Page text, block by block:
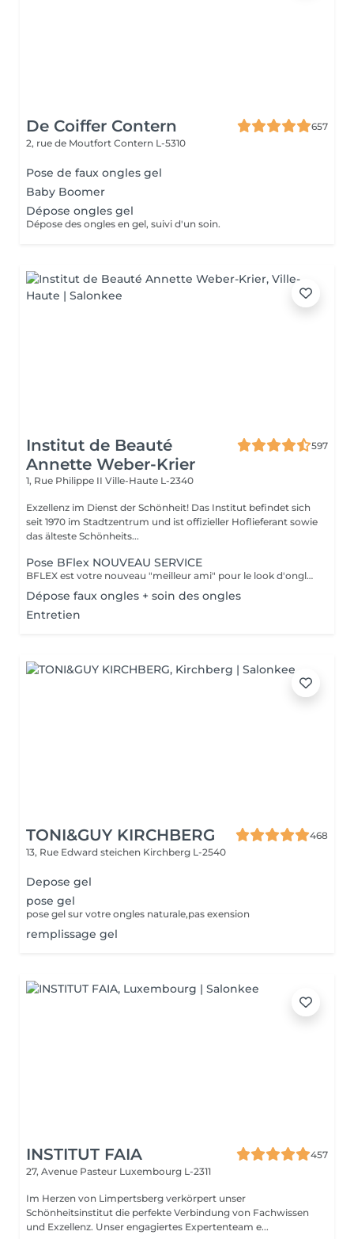
De Coiffer Contern
657
2, rue de Moutfort Contern L-5310
Pose de faux ongles gel
Baby Boomer
Dépose ongles gel
Dépose des ongles en gel, suivi d'un soin.
Institut de Beauté
Annette Weber-Krier
597
1, Rue Philippe II Ville-Haute L-2340
Exzellenz im Dienst der Schönheit! Das Institut befindet sich
seit 1970 im Stadtzentrum und ist offizieller Hoflieferant sowie
das älteste Schönheits...
Pose BFlex NOUVEAU SERVICE
BFLEX est votre nouveau "meilleur ami" pour le look d'ongles courts et naturels que tous les clients recherchent ! Il s'agit d'une Babymanucure avec la pose d'un gel intelligent 4-en-1 avec lequel vous avez : Base-Construction-Teinte-Finition ! I C'est une prestation inédite et tendance !
Dépose faux ongles + soin des ongles
Entretien
TONI&GUY KIRCHBERG
468
13, Rue Edward steichen Kirchberg L-2540
Depose gel
pose gel
pose gel sur votre ongles naturale,pas exension
remplissage gel
INSTITUT FAIA
457
27, Avenue Pasteur Luxembourg L-2311
Im Herzen von Limpertsberg verkörpert unser
Schönheitsinstitut die perfekte Verbindung von Fachwissen
und Exzellenz. Unser engagiertes Expertenteam e...